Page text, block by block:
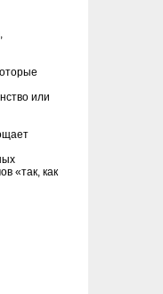
или
«так, как